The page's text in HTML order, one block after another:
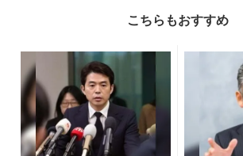
こちらもおすすめ